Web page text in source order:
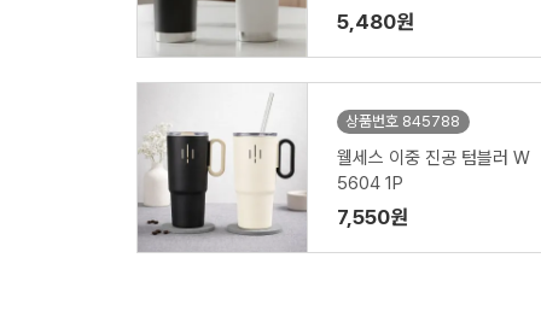
5,480원
상품번호 845788
웰세스 이중 진공 텀블러 W
5604 1P
7,550원